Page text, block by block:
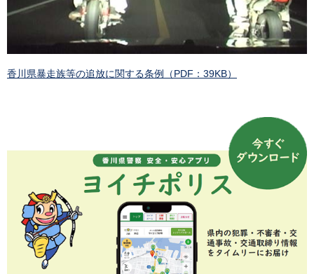
香川県暴走族等の追放に関する条例（PDF：39KB）